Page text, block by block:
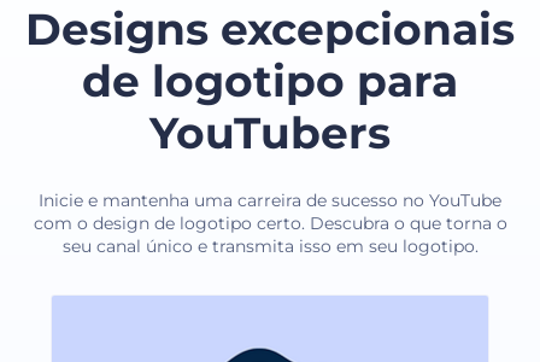
Designs excepcionais
de logotipo para
YouTubers
Inicie e mantenha uma carreira de sucesso no YouTube
com o design de logotipo certo. Descubra o que torna o
seu canal único e transmita isso em seu logotipo.